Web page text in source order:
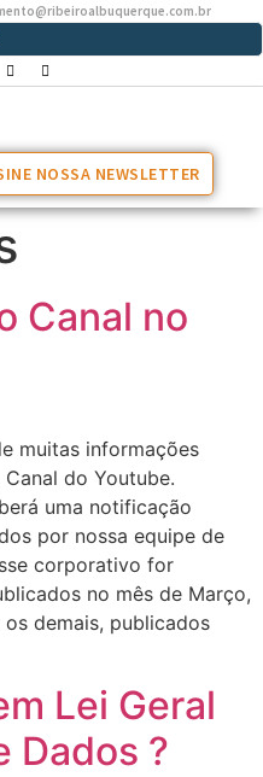
NOSSA NEWSLETTER
Canal no
muitas informações
Canal do Youtube.
uma notificação
por nossa equipe de
corporativo for
no mês de Março,
demais, publicados
Lei Geral
Dados ?